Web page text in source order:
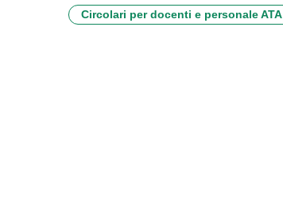
Circolari per docenti e personale ATA